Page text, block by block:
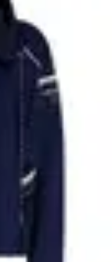
Cuisine &